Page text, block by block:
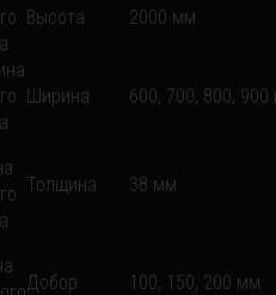
Высота 2000 мм
Ширина 600, 700, 800,
Толщина 38 мм
Добор 100, 150, 200 мм